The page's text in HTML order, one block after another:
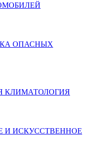
ОПАСНЫХ
КЛИМАТОЛОГИЯ
И ИСКУССТВЕННОЕ